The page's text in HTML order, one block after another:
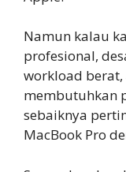
Namun kalau
profesional,
workload
membutuhkan
sebaiknya
MacBook Pro